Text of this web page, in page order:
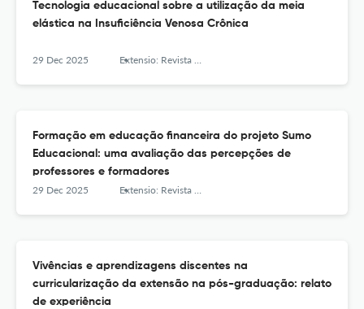
Tecnologia educacional sobre a utilização da meia
elástica na Insuficiência Venosa Crônica
29 Dec 2025 Extensio: Revista Eletrônica de Extensão
Formação em educação financeira do projeto Sumo
Educacional: uma avaliação das percepções de
professores e formadores
29 Dec 2025 Extensio: Revista Eletrônica de Extensão
Vivências e aprendizagens discentes na
curricularização da extensão na pós-graduação: relato
de experiência